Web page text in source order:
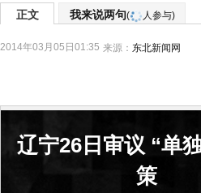
正文 我来说两句( 人参与)
2014年03月05日01:35 来源： 东北新闻网
辽宁26日审议 “单
策